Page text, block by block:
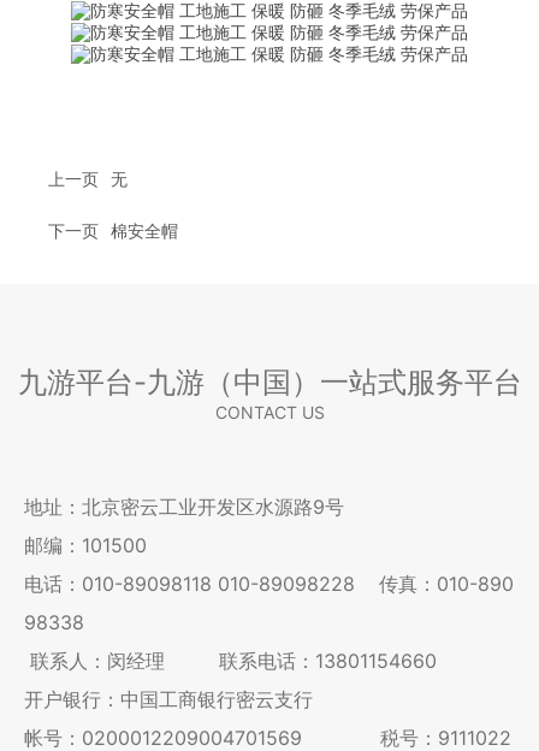
上一页 无
下一页 棉安全帽
九游平台-九游（中国）一站式服务平台
CONTACT US
地址：北京密云工业开发区水源路9号
邮编：101500
电话： 010-89098118 010-89098228 传真：010-890
98338
联系人：闵经理 联系电话：13801154660
开户银行：中国工商银行密云支行
帐号：0200012209004701569 税号：9111022